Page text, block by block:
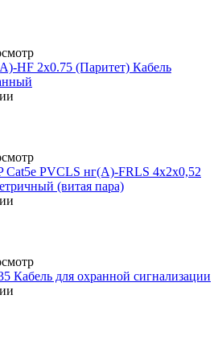
HF 2х0.75 (Паритет) Кабель
Сat5e PVCLS нг(А)-FRLS 4х2х0,52
(витая пара)
Кабель для охранной сигнализации